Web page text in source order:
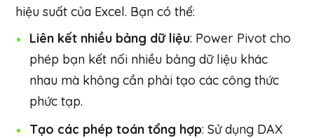
hiệu suất của Excel. Bạn có thể:
Liên kết nhiều bảng dữ liệu: Power Pivot cho
phép bạn kết nối nhiều bảng dữ liệu khác
nhau mà không cần phải tạo các công thức
phức tạp.
Tạo các phép toán tổng hợp: Sử dụng DAX